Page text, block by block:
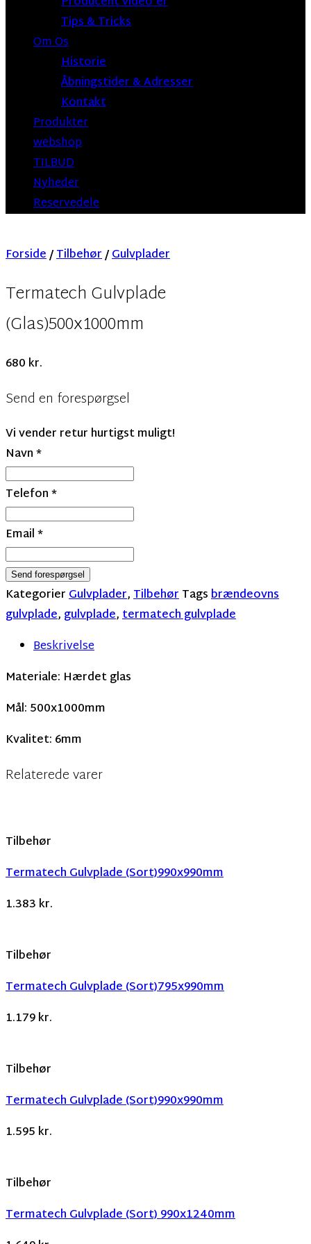
Tips & Tricks
Om Os
Historie
Åbningstider & Adresser
Kontakt
Produkter
webshop
TILBUD
Nyheder
Reservedele
Forside/Tilbehør/Gulvplader
Termatech Gulvplade
(Glas)500x1000mm
680 kr.
Send en forespørgsel
Vi vender retur hurtigst muligt!
Navn*
Telefon*
Email*
Send forespørgsel
KategorierGulvplader,TilbehørTagsbrændeovns
gulvplade, gulvplade,termatech gulvplade
Beskrivelse
Materiale: Hærdet glas
Mål: 500x1000mm
Kvalitet: 6mm
Relaterede varer
Tilbehør
Termatech Gulvplade (Sort)990x990mm
1.383 kr.
Tilbehør
Termatech Gulvplade (Sort)795x990mm
1.179kr.
Tilbehør
Termatech Gulvplade (Sort)990x990mm
1.595 kr.
Tilbehør
Termatech Gulvplade (Sort) 990x1240mm